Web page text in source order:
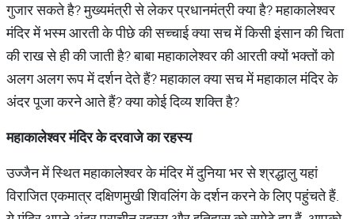
गुजार सकते है? मुख्यमंत्री से लेकर प्रधानमंत्री क्या है? महाकालेश्वर
मंदिर में भस्म आरती के पीछे की सच्चाई क्या सच में किसी इंसान की चिता
की राख से ही की जाती है? बाबा महाकालेश्वर की आरती क्यों भक्तों को
अलग अलग रूप में दर्शन देते हैं? महाकाल क्या सच में महाकाल मंदिर के
अंदर पूजा करने आते हैं? क्या कोई दिव्य शक्ति है?
महाकालेश्वरमंदिरकेदरवाजेकारहस्य
उज्जैन में स्थित महाकालेश्वर के मंदिर में दुनिया भर से श्रद्धालु यहां
विराजित एकमात्र दक्षिणमुखी शिवलिंग के दर्शन करने के लिए पहुंचते हैं.